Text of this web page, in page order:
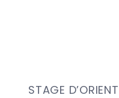
STAGE